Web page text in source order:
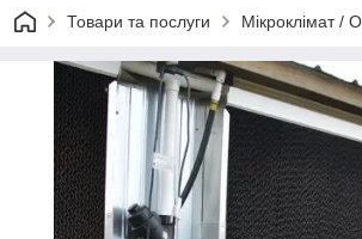
Товари та послуги Мікроклімат /